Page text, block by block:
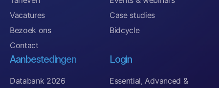
Vacatures
Bezoek ons
Contact
Case studies
Bidcycle
Aanbestedingen
Databank 2026
Login
Essential, Advanced &